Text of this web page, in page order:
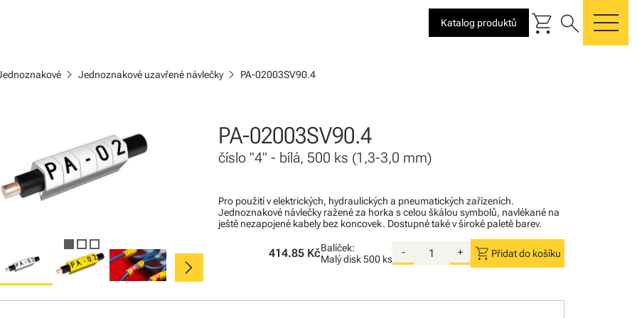
Katalog produktů shopping_cart search
chevron_right Jednoznakové uzavřené návlečkychevron_right PA-02003SV90.4
chevron_right
PA-02003SV90.4
číslo "4" - bílá, 500 ks (1,3-3,0 mm)
Pro použití v elektrických, hydraulických a pneumatických zařízeních.
Jednoznakové návlečky ražené za horka s celou škálou symbolů, navlékané na
ještě nezapojené kabely bez koncovek. Dostupné také v široké paletě barev.
414.85 KčBalíček:
Malý disk500 ks
- + shopping_cart Přidat do košíku